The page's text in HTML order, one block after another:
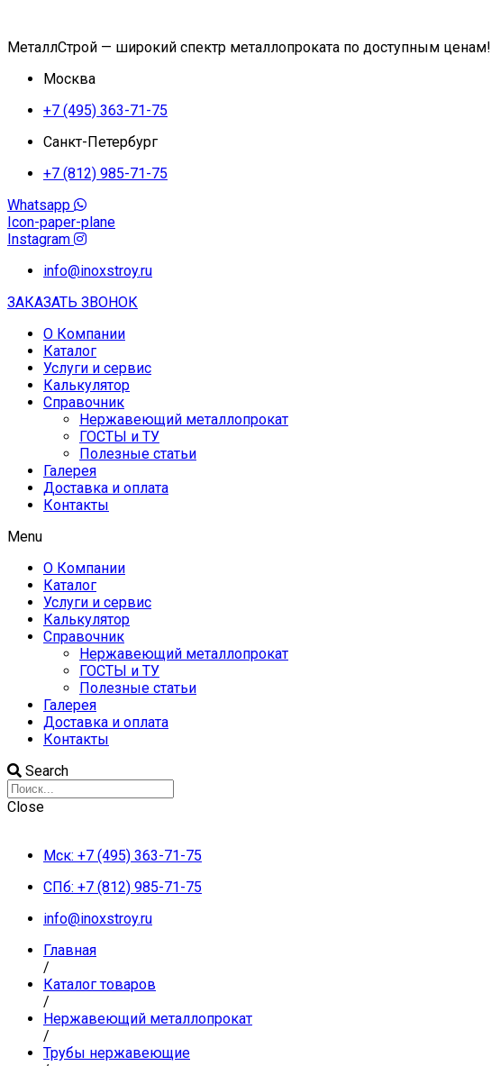
МеталлСтрой — широкий спектр металлопроката по доступным ценам!
Москва
+7 (495) 363-71-75
Санкт-Петербург
+7 (812) 985-71-75
Whatsapp
Icon-paper-plane
Instagram
info@inoxstroy.ru
ЗАКАЗАТЬ ЗВОНОК
О Компании
Каталог
Услуги и сервис
Калькулятор
Справочник
Нержавеющий металлопрокат
ГОСТЫ и ТУ
Полезные статьи
Галерея
Доставка и оплата
Контакты
Menu
О Компании
Каталог
Услуги и сервис
Калькулятор
Справочник
Нержавеющий металлопрокат
ГОСТЫ и ТУ
Полезные статьи
Галерея
Доставка и оплата
Контакты
Search
Close
Мск: +7 (495) 363-71-75
СПб: +7 (812) 985-71-75
info@inoxstroy.ru
Главная
/
Каталог товаров
/
Нержавеющий металлопрокат
/
Трубы нержавеющие